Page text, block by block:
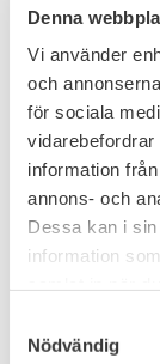
Denna
Vi använder
och
för sociala
vidarebefordrar
information
annons- och
Dessa kan i
information
Nödvändig
mekanism och
Ammunitionen
matas in i
greppet och
Umarex
Kvalitet och
Umarex är
tillverkning
framgången är
kvalitetskrav